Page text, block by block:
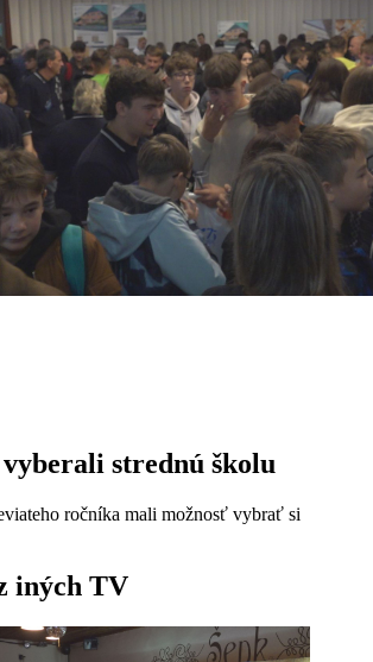
strednú školu
ročníka mali možnosť vybrať si
iných TV